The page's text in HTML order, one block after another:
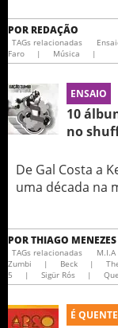
POR REDAÇÃO
TAGs relacionadas
Faro
| Música |
ENSAIO
10
no
De Gal Costa a
uma década na
PORTHIAGO MENEZES
TAGs relacionadas M.I.A
Zumbi
| Beck |
5
| Sigür Rós |
É QUENTE